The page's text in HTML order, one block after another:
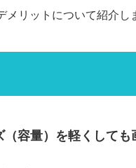
リットについて紹介し
容量）を軽くしても